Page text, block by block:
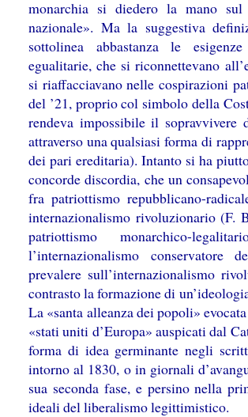
monarchia si diedero la mano sul
nazionale». Ma la suggestiva
sottolinea abbastanza le
egualitarie, che si riconnettevano
si riaffacciavano nelle cospirazioni
del ’21, proprio col simbolo della
rendeva impossibile il sopravvivere
attraverso una qualsiasi forma di
dei pari ereditaria). Intanto si ha
concorde discordia, che un
fra patriottismo repubblicano-
internazionalismo rivoluzionario (F.
patriottismo monarchico-
l’internazionalismo conservatore
prevalere sull’internazionalismo
contrasto la formazione di
La «santa alleanza dei popoli»
«stati uniti d’Europa» auspicati dal
forma di idea germinante negli
intorno al 1830, o in giornali
sua seconda fase, e persino nella
ideali del liberalismo legittimistico.